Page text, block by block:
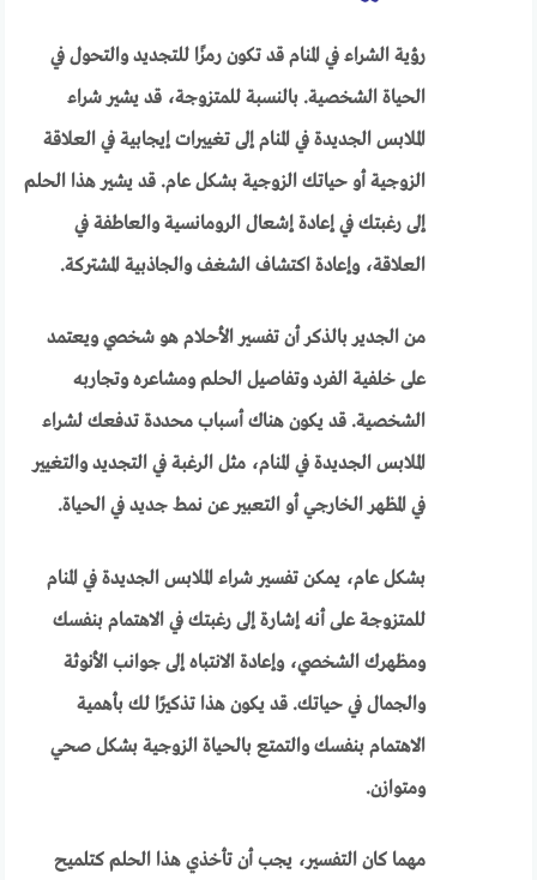
رؤية الشراء في المنام قد تكون رمزًا للتجديد والتحول في
الحياة الشخصية. بالنسبة للمتزوجة، قد يشير شراء
الملابس الجديدة في المنام إلى تغييرات إيجابية في العلاقة
الزوجية أو حياتك الزوجية بشكل عام. قد يشير هذا الحلم
إلى رغبتك في إعادة إشعال الرومانسية والعاطفة في
العلاقة، وإعادة اكتشاف الشغف والجاذبية المشتركة.
من الجدير بالذكر أن تفسير الأحلام هو شخصي ويعتمد
على خلفية الفرد وتفاصيل الحلم ومشاعره وتجاربه
الشخصية. قد يكون هناك أسباب محددة تدفعك لشراء
الملابس الجديدة في المنام، مثل الرغبة في التجديد والتغيير
في المظهر الخارجي أو التعبير عن نمط جديد في الحياة.
بشكل عام، يمكن تفسير شراء الملابس الجديدة في المنام
للمتزوجة على أنه إشارة إلى رغبتك في الاهتمام بنفسك
ومظهرك الشخصي، وإعادة الانتباه إلى جوانب الأنوثة
والجمال في حياتك. قد يكون هذا تذكيرًا لك بأهمية
الاهتمام بنفسك والتمتع بالحياة الزوجية بشكل صحي
ومتوازن.
مهما كان التفسير، يجب أن تأخذي هذا الحلم كتلميح